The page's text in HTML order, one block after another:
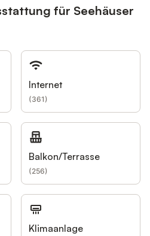
für Seehäuser
Internet
(361)
Balkon/Terrasse
(256)
Klimaanlage